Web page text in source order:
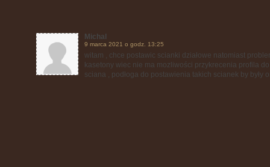
Michal
9 marca 2021 o godz. 13:25
witam , chce postawic scianki działowe natomiast
kasetony wiec nie ma mozliwości przykrecenia profila
sciana , podłoga do postawienia takich scianek by były